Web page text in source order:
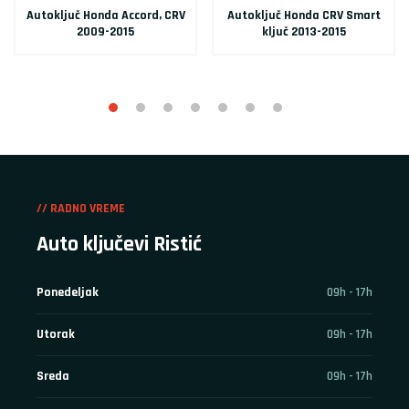
Autoključ Honda Accord, CRV
2009-2015
Autoključ Honda CRV Smart
ključ 2013-2015
// RADNO VREME
Auto ključevi Ristić
Ponedeljak 09h - 17h
Utorak 09h - 17h
Sreda 09h - 17h